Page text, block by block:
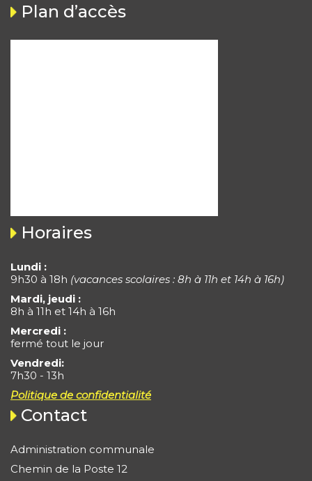
Plan d’accès
Horaires
Lundi :
9h30 à 18h (vacances scolaires : 8h à 11h et 14h à 16h)
Mardi, jeudi :
8h à 11h et 14h à 16h
Mercredi :
fermé tout le jour
Vendredi:
7h30 - 13h
Politique de confidentialité
Contact
Administration communale
Chemin de la Poste 12